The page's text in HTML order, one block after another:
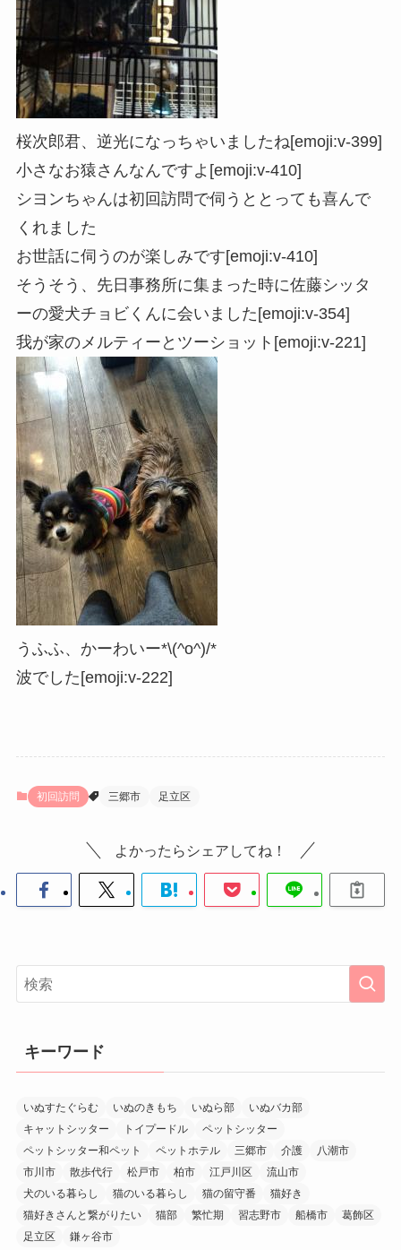
桜次郎君、逆光になっちゃいましたね[emoji:v-399]
小さなお猿さんなんですよ[emoji:v-410]
シヨンちゃんは初回訪問で伺うととっても喜んで
くれました
お世話に伺うのが楽しみです[emoji:v-410]
そうそう、先日事務所に集まった時に佐藤シッタ
ーの愛犬チョビくんに会いました[emoji:v-354]
我が家のメルティーとツーショット[emoji:v-221]
うふふ、かーわいー*\(^o^)/*
波でした[emoji:v-222]
初回訪問 三郷市 足立区
よかったらシェアしてね！
キーワード
いぬすたぐらむ いぬのきもち いぬら部
いぬバカ部
キャットシッター
トイプードル
ペットシッター
ペットシッター和ペット
ペットホテル 三郷市 介護
八潮市
市川市
散歩代行 松戸市 柏市 江戸川区
流山市
犬のいる暮らし
猫のいる暮らし 猫の留守番
猫好き
猫好きさんと繋がりたい
猫部 繁忙期 習志野市 船橋市
葛飾区
足立区
鎌ヶ谷市